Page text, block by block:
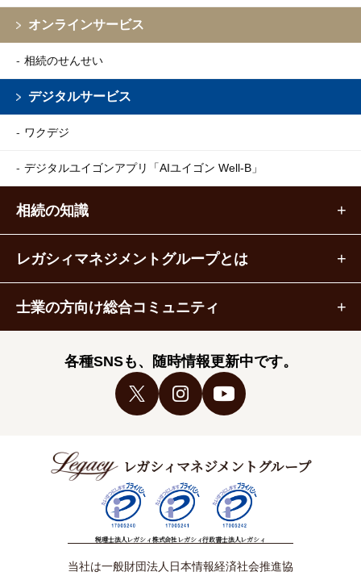
オンラインサービス
相続のせんせい
デジタルサービス
ワクデジ
デジタルユイゴンアプリ 「AIユイゴン Well-B」
相続の知識
レガシィマネジメントグループとは
士業の方向け総合コミュニティ
各種SNSも、随時情報更新中です。
レガシィマネジメントグループ
税理士法人レガシィ株式会社レガシィ行政書士法人レガシィ
当社は一般財団法人日本情報経済社会推進協